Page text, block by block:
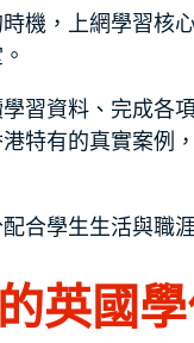
機，上網學習核
習資料、完成各
特有的真實案例
合學生生活與職
英國